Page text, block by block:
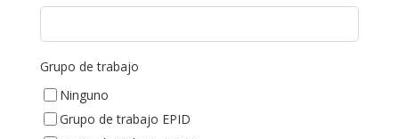
Grupo de trabajo
Ninguno
Grupo de trabajo EPID